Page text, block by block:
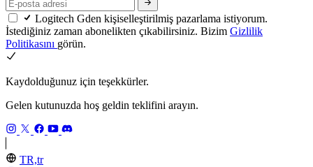
Logitech Gden kişiselleştirilmiş pazarlama istiyorum.
İstediğiniz zaman abonelikten çıkabilirsiniz. Bizim Gizlilik
Politikasını görün.
Kaydolduğunuz için teşekkürler.
Gelen kutunuzda hoş geldin teklifini arayın.
TR,tr